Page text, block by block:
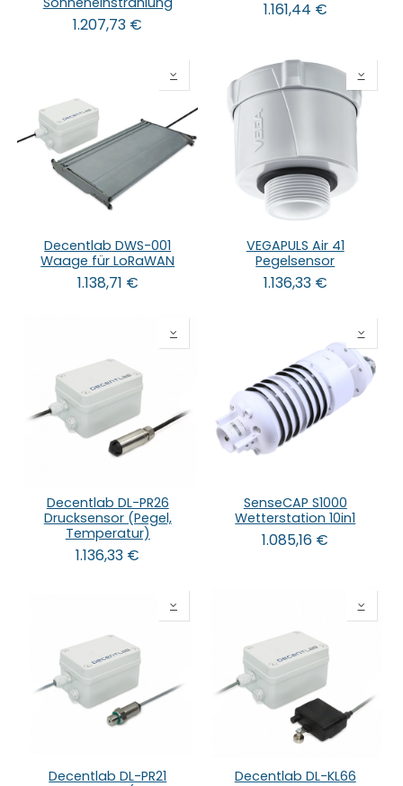
1.207,73 €
1.161,44 €
Decentlab DWS-001
Waage für LoRaWAN
1.138,71 €
VEGAPULS Air 41
Pegelsensor
1.136,33€
Decentlab DL-PR26
Drucksensor (Pegel,
Temperatur)
1.136,33 €
SenseCAP S1000
Wetterstation 10in1
1.085,16 €
Decentlab DL-PR21
Decentlab DL-KL66